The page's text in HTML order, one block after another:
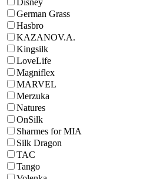
German Grass
Hasbro
KAZANOV.A.
Kingsilk
LoveLife
Magniflex
MARVEL
Merzuka
Natures
OnSilk
Sharmes for MIA
Silk Dragon
TAC
Tango